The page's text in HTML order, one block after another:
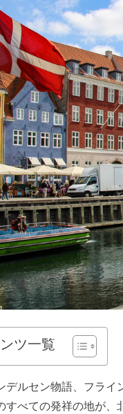
ツ一覧
デルセン物語、フラ
すべての発祥の地が、